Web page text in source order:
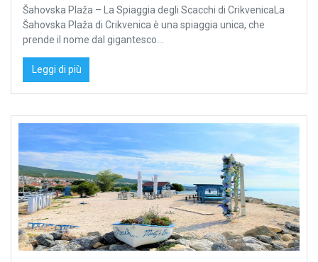
Šahovska Plaža – La Spiaggia degli Scacchi di CrikvenicaLa
Šahovska Plaža di Crikvenica è una spiaggia unica, che
prende il nome dal gigantesco...
Leggi di più